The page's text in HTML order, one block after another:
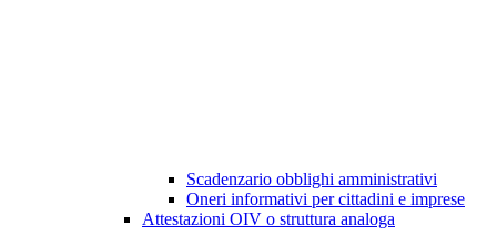
Scadenzario obblighi amministrativi
Oneri informativi per cittadini e imprese
Attestazioni OIV o struttura analoga